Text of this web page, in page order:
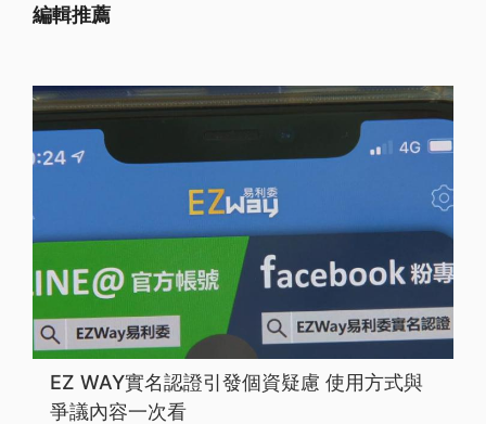
編輯推薦
EZ WAY實名認證引發個資疑慮 使用方式與
爭議內容一次看